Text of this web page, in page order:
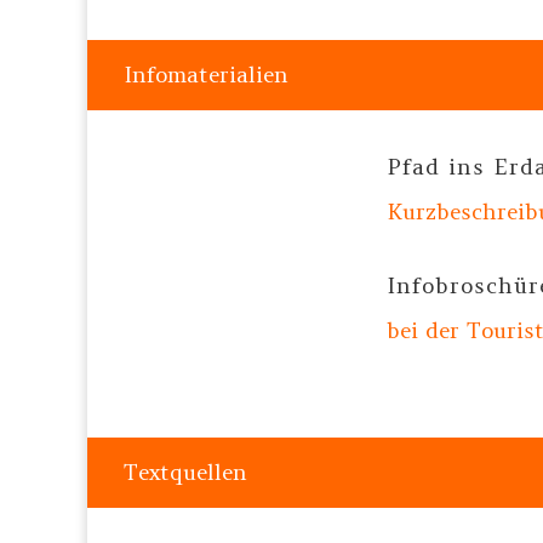
Infomaterialien
Pfad ins
bei der
Textquellen